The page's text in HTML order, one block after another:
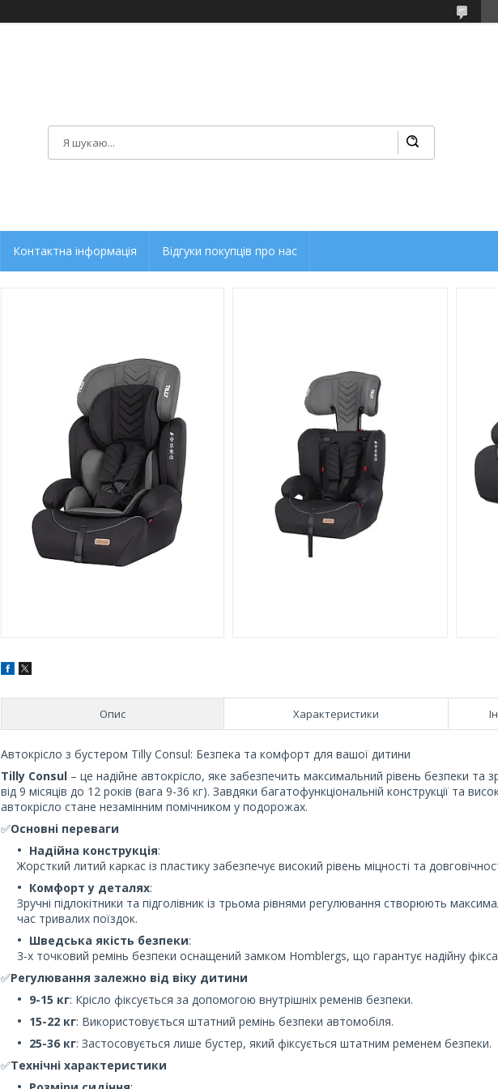
Контактна інформація Відгуки покупців про нас
Опис Характеристики
Автокрісло з бустером Tilly Consul: Безпека та комфорт для вашої дитини
Tilly Consul – це надійне автокрісло, яке забезпечить максимальний рівень безпеки та
від 9 місяців до 12 років (вага 9-36 кг). Завдяки багатофункціональній конструкції та
автокрісло стане незамінним помічником у подорожах.
✅Основні переваги
Надійна конструкція:
Жорсткий литий каркас із пластику забезпечує високий рівень міцності та
Комфорт у деталях:
Зручні підлокітники та підголівник із трьома рівнями регулювання створюють
час тривалих поїздок.
Шведська якість безпеки:
3-х точковий ремінь безпеки оснащений замком Homblergs, що гарантує надійну
✅Регулювання залежно від віку дитини
9-15 кг: Крісло фіксується за допомогою внутрішніх ременів безпеки.
15-22 кг: Використовується штатний ремінь безпеки автомобіля.
25-36 кг: Застосовується лише бустер, який фіксується штатним ременем безпеки.
✅Технічні характеристики